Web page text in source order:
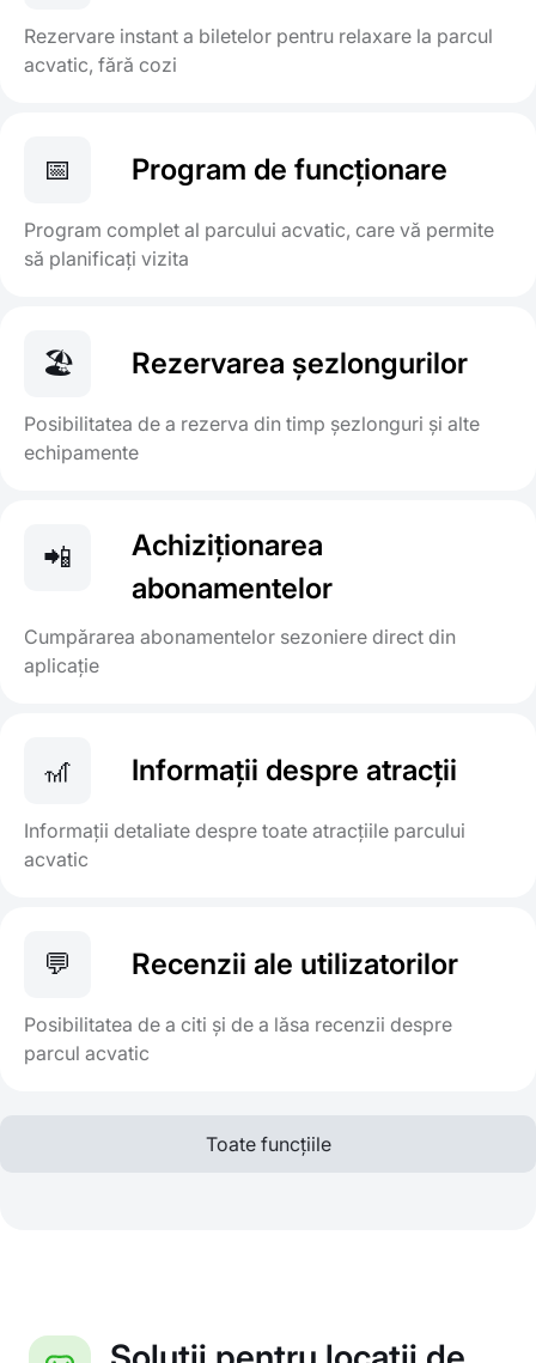
Rezervare instant a biletelor pentru relaxare la parcul
acvatic, fără cozi
📅 Program de funcționare
Program complet al parcului acvatic, care vă permite
să planificați vizita
🏖️ Rezervarea șezlongurilor
Posibilitatea de a rezerva din timp șezlonguri și alte
echipamente
📲
Achiziționarea
abonamentelor
Cumpărarea abonamentelor sezoniere direct din
aplicație
🎢 Informații despre atracții
Informații detaliate despre toate atracțiile parcului
acvatic
💬 Recenzii ale utilizatorilor
Posibilitatea de a citi și de a lăsa recenzii despre
parcul acvatic
Toate funcțiile